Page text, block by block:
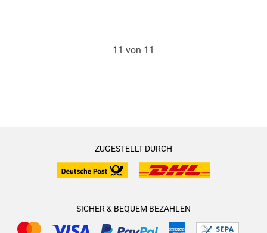
11 von 11
ZUGESTELLT DURCH
SICHER & BEQUEM BEZAHLEN